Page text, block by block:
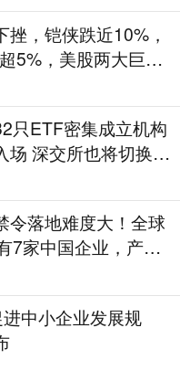
挫，铠侠跌近10%，
5%，美股两大巨头
只ETF密集成立机构
场 深交所也将切换交
令落地难度大！全球
7家中国企业，产业
钩”并不容易
进中小企业发展规